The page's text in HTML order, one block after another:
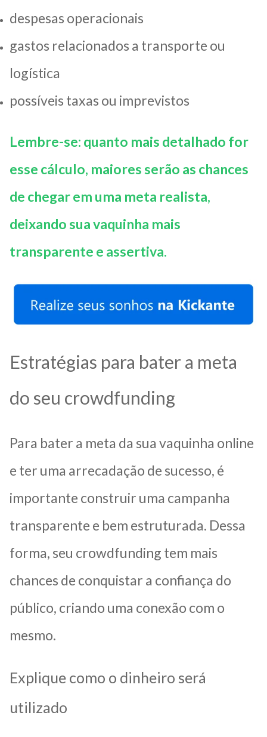
despesas operacionais
gastos relacionados a transporte ou
logística
possíveis taxas ou imprevistos
Lembre-se: quanto mais detalhado for
esse cálculo, maiores serão as chances
de chegar em uma meta realista,
deixando sua vaquinha mais
transparente e assertiva.
Estratégias para bater a meta
do seu crowdfunding
Para bater a meta da sua vaquinha online
e ter uma arrecadação de sucesso, é
importante construir uma campanha
transparente e bem estruturada. Dessa
forma, seu crowdfunding tem mais
chances de conquistar a confiança do
público, criando uma conexão com o
mesmo.
Explique como o dinheiro será
utilizado